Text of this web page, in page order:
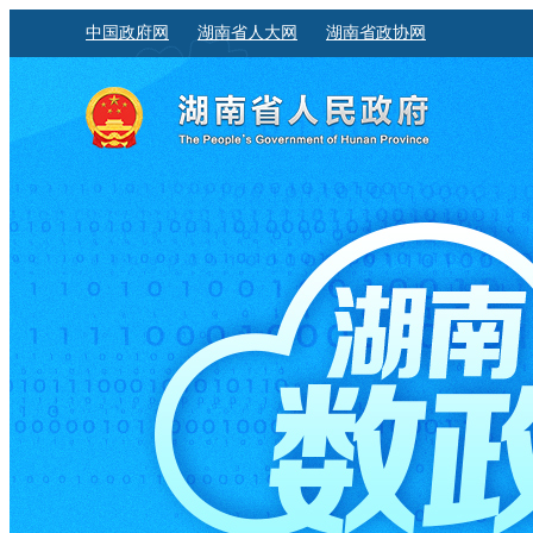
中国政府网 湖南省人大网 湖南省政协网